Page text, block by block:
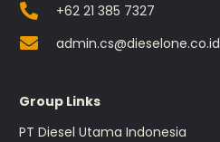
+62 21 385 7327
admin.cs@dieselone.co.id
Group Links
PT Diesel Utama Indonesia